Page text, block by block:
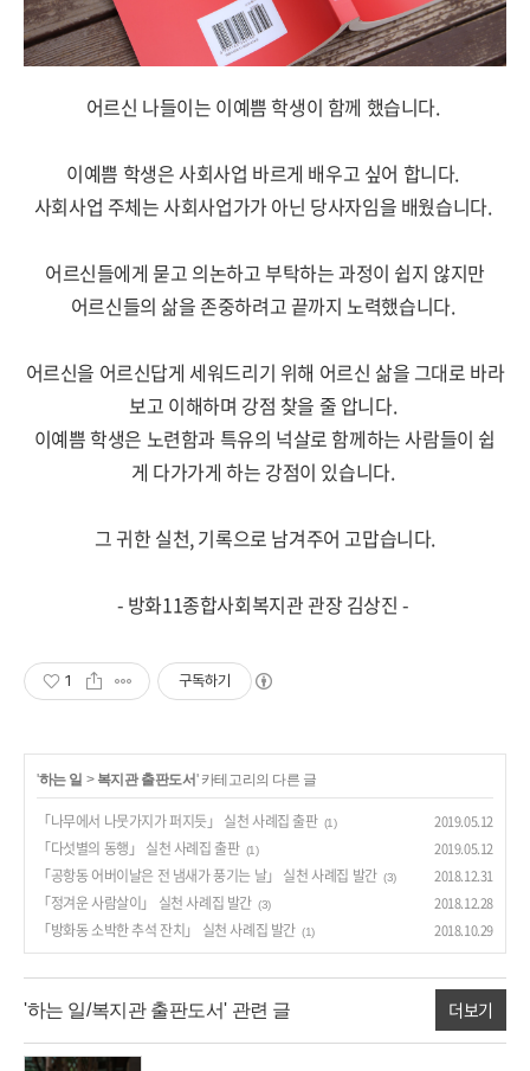
어르신 나들이는 이예쁨 학생이 함께 했습니다.
이예쁨 학생은 사회사업 바르게 배우고 싶어 합니다.
사회사업 주체는 사회사업가가 아닌 당사자임을 배웠습니다.
어르신들에게 묻고 의논하고 부탁하는 과정이 쉽지 않지만
어르신들의 삶을 존중하려고 끝까지 노력했습니다.
어르신을 어르신답게 세워드리기 위해 어르신 삶을 그대로 바라
보고 이해하며 강점 찾을 줄 압니다.
이예쁨 학생은 노련함과 특유의 넉살로 함께하는 사람들이 쉽
게 다가가게 하는 강점이 있습니다.
그 귀한 실천, 기록으로 남겨주어 고맙습니다.
- 방화11종합사회복지관 관장 김상진 -
1 구독하기
'하는 일 > 복지관 출판도서' 카테고리의 다른 글
「나무에서 나뭇가지가 퍼지듯」 실천 사례집 출판 (1) 2019.05.12
「다섯별의 동행」 실천 사례집 출판 (1) 2019.05.12
「공항동 어버이날은 전 냄새가 풍기는 날」 실천 사례집 발간 (3) 2018.12.31
「정겨운 사람살이」 실천 사례집 발간 (3) 2018.12.28
「방화동 소박한 추석 잔치」 실천 사례집 발간 (1) 2018.10.29
'하는 일/복지관 출판도서' 관련 글 더보기